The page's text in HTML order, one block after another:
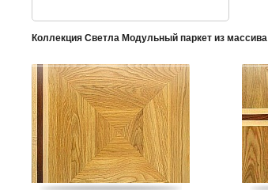
Коллекция Светла Модульный паркет из массива